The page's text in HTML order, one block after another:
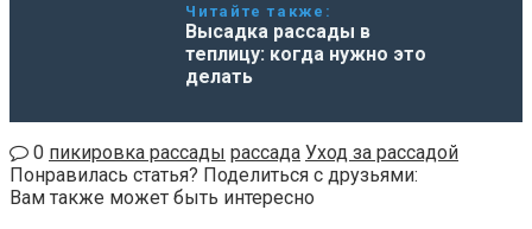
Читайте также:
Высадка рассады в
теплицу: когда нужно это
делать
0 пикировка рассады рассада Уход за рассадой
Понравилась статья? Поделиться с друзьями:
Вам также может быть интересно